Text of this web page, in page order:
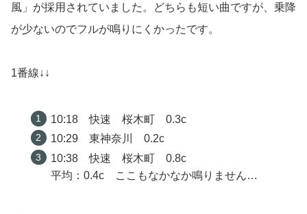
風」が採用されていました。どちらも短い曲ですが、乗降
が少ないのでフルが鳴りにくかったです。
1番線↓↓
10:18 快速 桜木町 0.3c
10:29 東神奈川 0.2c
10:38 快速 桜木町 0.8c
平均：0.4c ここもなかなか鳴りません…